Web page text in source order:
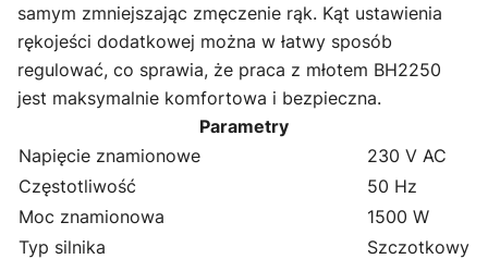
samym zmniejszając zmęczenie rąk. Kąt ustawienia
rękojeści dodatkowej można w łatwy sposób
regulować, co sprawia, że ​​praca z młotem BH2250
jest maksymalnie komfortowa i bezpieczna.
Parametry
Napięcie znamionowe
230 V AC
Częstotliwość
50 Hz
Moc znamionowa
1500 W
Typ silnika
Szczotkowy